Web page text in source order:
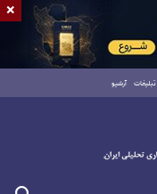
تبلیغات آرشیو
×